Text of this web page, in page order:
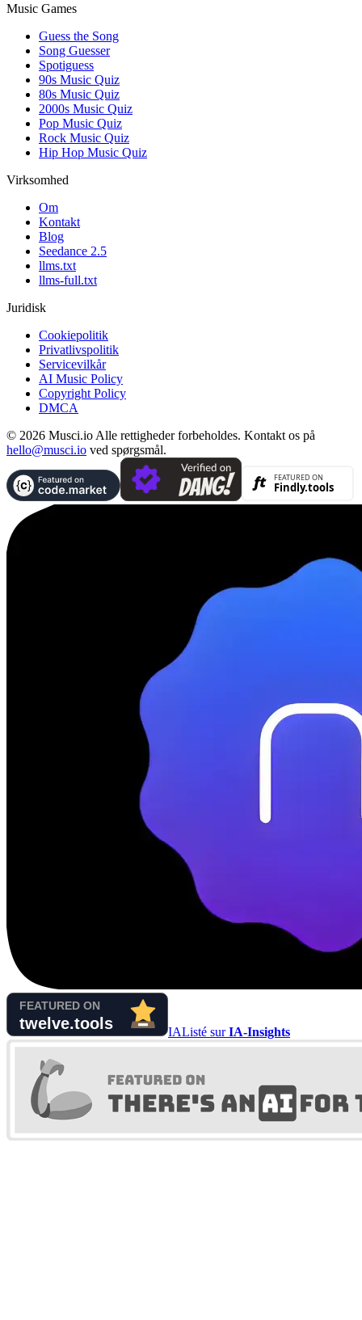
Music Games
Guess the Song
Song Guesser
Spotiguess
90s Music Quiz
80s Music Quiz
2000s Music Quiz
Pop Music Quiz
Rock Music Quiz
Hip Hop Music Quiz
Virksomhed
Om
Kontakt
Blog
Seedance 2.5
llms.txt
llms-full.txt
Juridisk
Cookiepolitik
Privatlivspolitik
Servicevilkår
AI Music Policy
Copyright Policy
DMCA
© 2026 Musci.io Alle rettigheder forbeholdes. Kontakt os på
hello@musci.io ved spørgsmål.
IAListé surIA-Insights